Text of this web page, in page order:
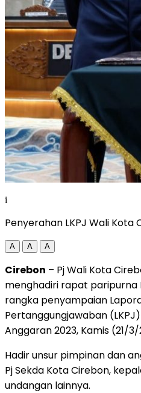
i
Penyerahan LKPJ Wali Kota
A A A
Cirebon – Pj Wali Kota
menghadiri rapat paripurna
rangka penyampaian
Pertanggungjawaban
Anggaran 2023, Kamis (21/
Hadir unsur pimpinan dan
Pj Sekda Kota Cirebon,
undangan lainnya.